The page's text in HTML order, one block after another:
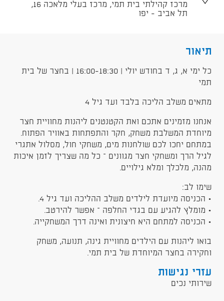
מרכז קהילתי בית תמי, מרכז בעלי מלאכה 16,
תל אביב - יפו
תיאור
כל ימי א, ג, ד בחודש יולי | 16:00-18:30 | בחצר של בית
תמי
מתאים משלב הליכה בלבד ועד גיל 4
אנחנו מזמינים אתכם ואת הקטנטנים ליהנות מחוויית חצר
מיוחדת המשלבת משחק, חקר והתפתחות באוויר הפתוח.
במתחם יחכו לכם שולחנות מים, משחקי חול, מסלול אתגרי
לגיל הרך ומשחקי חצר מגוונים – כל מה שצריך לזמן איכות
מהנה, מלכלך ומלא גילויים.
שימו לב:
• הכניסה מיועדת לילדים משלב ההליכה ועד גיל 4.
• מומלץ להגיע עם בגדי החלפה – אפשר להירטב.
• הכניסה למתחם היא חיצונית ואינה דרך המשחקייה.
בואו ליהנות עם הילדים מחוויית גינה, תנועה, משחק
וחקירה בחצר המיוחדת של בית תמי.
עזרי נגישות
שירותי נכים